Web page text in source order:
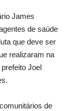
James
de saúde
que deve ser
realizaram na
Joel
de